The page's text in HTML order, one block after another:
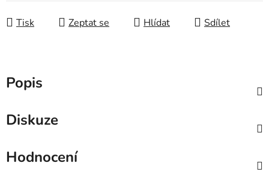
Tisk Zeptat se Hlídat Sdílet
Popis
Diskuze
Hodnocení